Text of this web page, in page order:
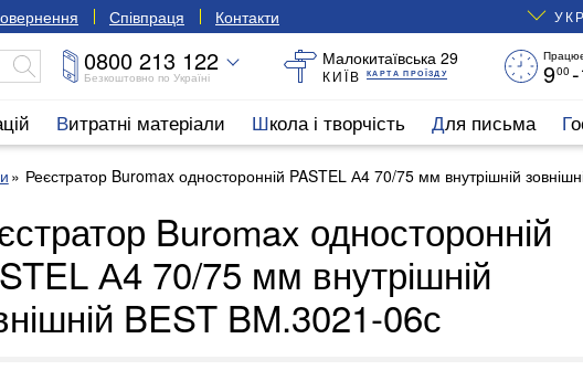
Співпраця Контакти УКР
0800 213 122
Безкоштовно по Україні
Малокитаївська 29
КИЇВ КАРТА ПРОЇЗДУ 900
Витратні матеріали Школа і творчість Для письма
Реєстратор Buromax односторонній PASTEL А4 70/75 мм внутрішній
Buromax односторонній
А4 70/75 мм внутрішній
BEST BM.3021-06с